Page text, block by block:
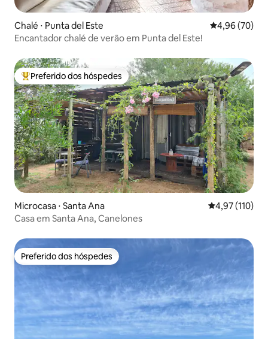
Chalé ⋅ Punta del Este 4,96 de uma
4,96 (70)
Encantador chalé de verão em Punta del Este!
Entre os melhores preferidos dos hóspedes
Preferido dos hóspedes
Microcasa ⋅ Santa Ana 4,97 de uma
4,97 (110)
Casa em Santa Ana, Canelones
Preferido dos hóspedes
Preferido dos hóspedes